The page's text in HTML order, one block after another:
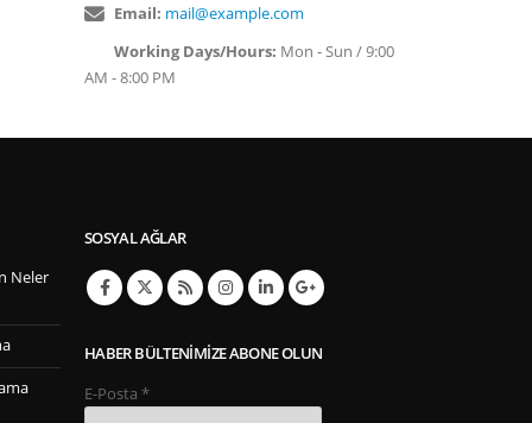
Email: mail@example.com
Working Days/Hours: Mon - Sun / 9:00
AM - 8:00 PM
Neler
SOSYAL AĞLAR
HABER BÜLTENIMIZE ABONE OLUN
E-Posta *